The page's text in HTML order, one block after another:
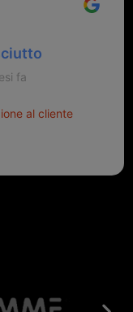
fa
al cliente